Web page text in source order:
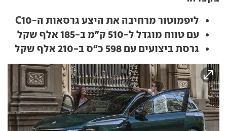
ליפמוטור מרחיבה את היצע גרסאות ה-C10
עם טווח מוגדל ל-510 ק"מ ב-185 אלף שקל
גרסת ביצועים עם 598 כ"ס ב-210 אלף שקל